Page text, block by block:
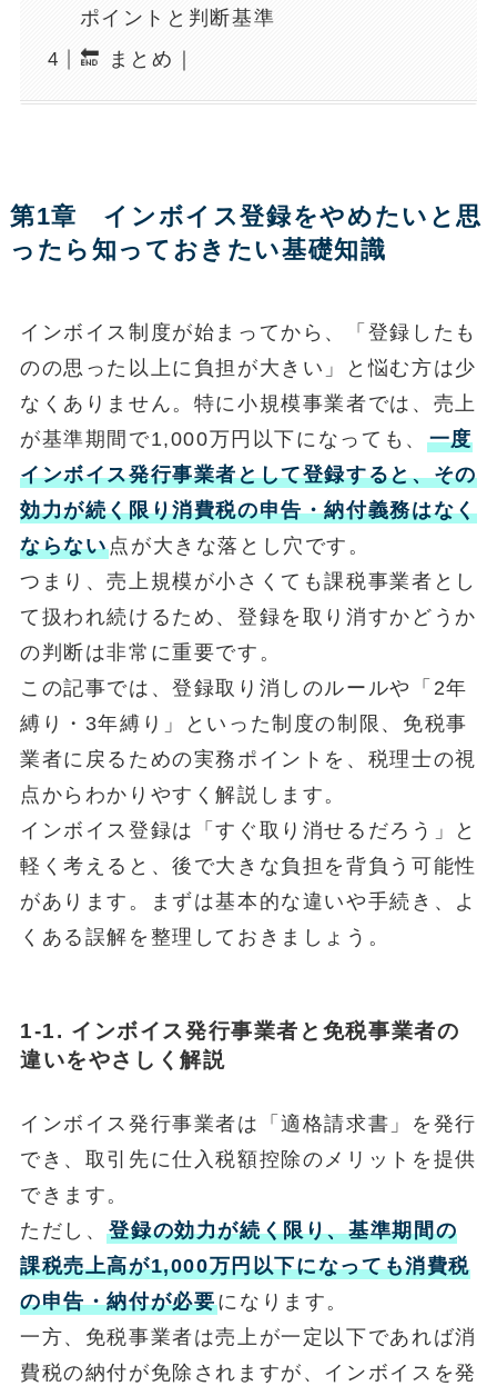
ポイントと判断基準
🔚 まとめ｜
第1章 インボイス登録をやめたいと思
ったら知っておきたい基礎知識
インボイス制度が始まってから、「登録したも
のの思った以上に負担が大きい」と悩む方は少
なくありません。特に小規模事業者では、売上
が基準期間で1,000万円以下になっても、 一度
インボイス発行事業者として登録すると、その
効力が続く限り消費税の申告・納付義務はなく
ならない点が大きな落とし穴です。
つまり、売上規模が小さくても課税事業者とし
て扱われ続けるため、登録を取り消すかどうか
の判断は非常に重要です。
この記事では、登録取り消しのルールや「2年
縛り・3年縛り」といった制度の制限、免税事
業者に戻るための実務ポイントを、税理士の視
点からわかりやすく解説します。
インボイス登録は「すぐ取り消せるだろう」と
軽く考えると、後で大きな負担を背負う可能性
があります。まずは基本的な違いや手続き、よ
くある誤解を整理しておきましょう。
1-1. インボイス発行事業者と免税事業者の
違いをやさしく解説
インボイス発行事業者は「適格請求書」を発行
でき、取引先に仕入税額控除のメリットを提供
できます。
ただし、登録の効力が続く限り、基準期間の
課税売上高が1,000万円以下になっても消費税
の申告・納付が必要になります。
一方、免税事業者は売上が一定以下であれば消
費税の納付が免除されますが、インボイスを発